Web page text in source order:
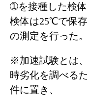
➀を接種した検
検体は25℃で保
の測定を行った。
※加速試験とは
時劣化を調べる
件に置き、